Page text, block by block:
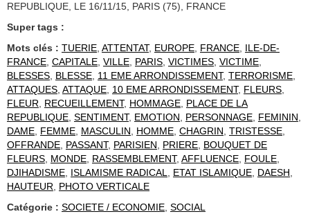
REPUBLIQUE, LE 16/11/15, PARIS (75), FRANCE
Super tags :
Mots clés : TUERIE, ATTENTAT, EUROPE, FRANCE, ILE-DE-
FRANCE, CAPITALE, VILLE, PARIS, VICTIMES, VICTIME,
BLESSES, BLESSE, 11 EME ARRONDISSEMENT, TERRORISME,
ATTAQUES, ATTAQUE, 10 EME ARRONDISSEMENT, FLEURS,
FLEUR, RECUEILLEMENT, HOMMAGE, PLACE DE LA
REPUBLIQUE, SENTIMENT, EMOTION, PERSONNAGE, FEMININ,
DAME, FEMME, MASCULIN, HOMME, CHAGRIN, TRISTESSE,
OFFRANDE, PASSANT, PARISIEN, PRIERE, BOUQUET DE
FLEURS, MONDE, RASSEMBLEMENT, AFFLUENCE, FOULE,
DJIHADISME, ISLAMISME RADICAL, ETAT ISLAMIQUE, DAESH,
HAUTEUR, PHOTO VERTICALE
Catégorie : SOCIETE / ECONOMIE, SOCIAL